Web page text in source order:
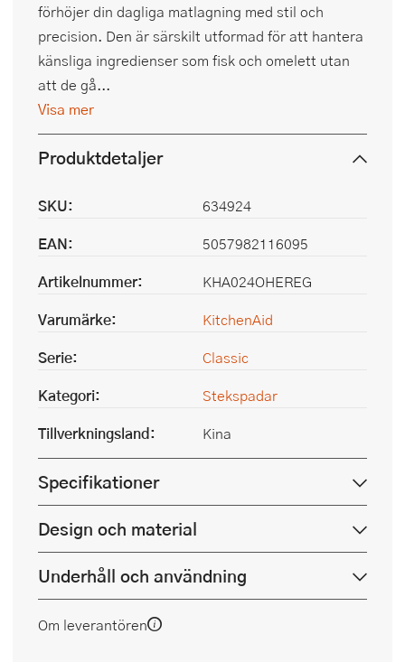
förhöjer din dagliga matlagning med stil och
precision. Den är särskilt utformad för att hantera
känsliga ingredienser som fisk och omelett utan
att de gå...
Visa mer
Produktdetaljer
SKU:
634924
EAN:
5057982116095
Artikelnummer:
KHA024OHEREG
Varumärke:
KitchenAid
Serie:
Classic
Kategori:
Stekspadar
Tillverkningsland:
Kina
Specifikationer
Design och material
Underhåll och användning
Om leverantören